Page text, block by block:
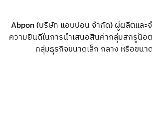
Abpon (บริษัท แอบปอน จำกัด) ผู้ผลิตและ
ความยินดีในการนำเสนอสินค้ากลุ่มสกรูน็อ
กลุ่มธุรกิจขนาดเล็ก กลาง หรือขน